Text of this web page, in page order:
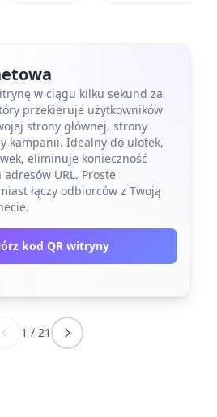
w ciągu kilku sekund za
przekieruje użytkowników
strony głównej, strony
kampanii. Idealny do ulotek,
eliminuje konieczność
URL. Proste
łączy odbiorców z Twoją
kod QR witryny
1 / 21